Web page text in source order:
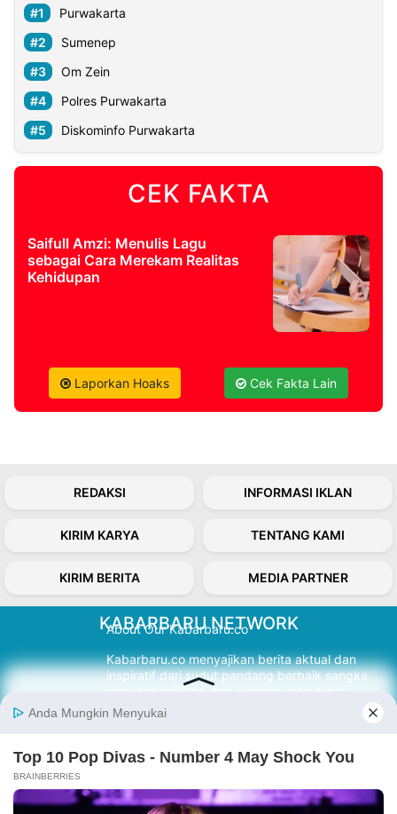
Purwakarta
Sumenep
Om Zein
Polres Purwakarta
Diskominfo Purwakarta
CEK FAKTA
Saifull Amzi: Menulis Lagu
sebagai Cara Merekam Realitas
Kehidupan
Laporkan Hoaks Cek Fakta Lain
REDAKSI INFORMASI IKLAN
KIRIM KARYA TENTANG KAMI
KIRIM BERITA MEDIA PARTNER
KABARBARU NETWORK
About Our Kabarbaru.co
Kabarbaru.co menyajikan berita aktual dan
inspiratif dari sudut pandang berbaik sangka
serta terverifikasi dari sumber yang tepat.